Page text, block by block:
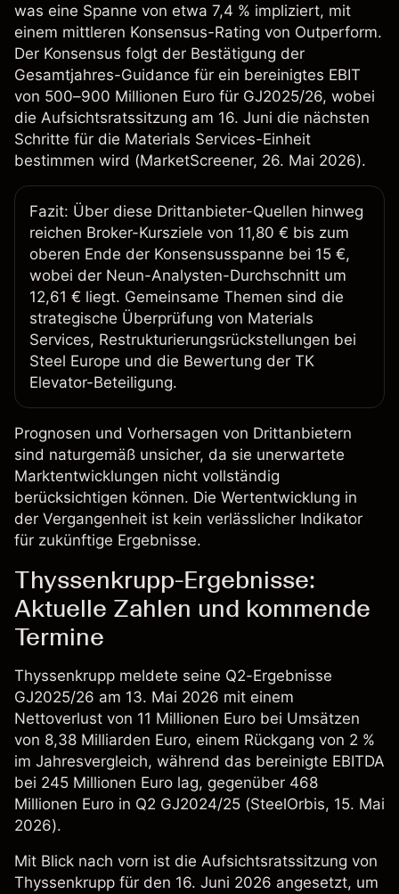
was eine Spanne von etwa 7,4 % impliziert, mit
einem mittleren Konsensus-Rating von Outperform.
Der Konsensus folgt der Bestätigung der
Gesamtjahres-Guidance für ein bereinigtes EBIT
von 500–900 Millionen Euro für GJ2025/26, wobei
die Aufsichtsratssitzung am 16. Juni die nächsten
Schritte für die Materials Services-Einheit
bestimmen wird (MarketScreener, 26. Mai 2026).
Fazit: Über diese Drittanbieter-Quellen hinweg
reichen Broker-Kursziele von 11,80 € bis zum
oberen Ende der Konsensusspanne bei 15 €,
wobei der Neun-Analysten-Durchschnitt um
12,61 € liegt. Gemeinsame Themen sind die
strategische Überprüfung von Materials
Services, Restrukturierungsrückstellungen bei
Steel Europe und die Bewertung der TK
Elevator-Beteiligung.
Prognosen und Vorhersagen von Drittanbietern
sind naturgemäß unsicher, da sie unerwartete
Marktentwicklungen nicht vollständig
berücksichtigen können. Die Wertentwicklung in
der Vergangenheit ist kein verlässlicher Indikator
für zukünftige Ergebnisse.
Thyssenkrupp-Ergebnisse:
Aktuelle Zahlen und kommende
Termine
Thyssenkrupp meldete seine Q2-Ergebnisse
GJ2025/26 am 13. Mai 2026 mit einem
Nettoverlust von 11 Millionen Euro bei Umsätzen
von 8,38 Milliarden Euro, einem Rückgang von 2 %
im Jahresvergleich, während das bereinigte EBITDA
bei 245 Millionen Euro lag, gegenüber 468
Millionen Euro in Q2 GJ2024/25 (SteelOrbis, 15. Mai
2026).
Mit Blick nach vorn ist die Aufsichtsratssitzung von
Thyssenkrupp für den 16. Juni 2026 angesetzt, um